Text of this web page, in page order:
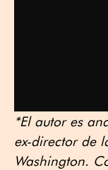
*El autor es
ex-director de
Washington.